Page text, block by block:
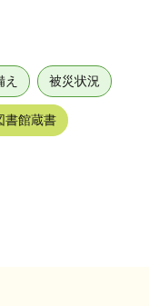
え 被災状況
書館蔵書